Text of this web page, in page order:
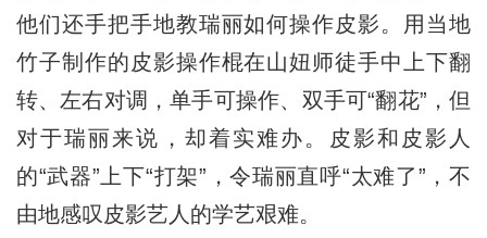
他们还手把手地教瑞丽如何操作皮影。用当地
竹子制作的皮影操作棍在山妞师徒手中上下翻
转、左右对调，单手可操作、双手可“翻花”，但
对于瑞丽来说，却着实难办。皮影和皮影人
的“武器”上下“打架”，令瑞丽直呼“太难了”，不
由地感叹皮影艺人的学艺艰难。